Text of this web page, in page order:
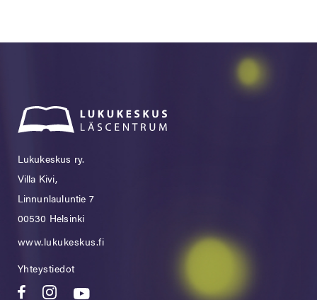
Lukukeskus ry.
Villa Kivi,
Linnunlauluntie 7
00530 Helsinki
www.lukukeskus.fi
Yhteystiedot